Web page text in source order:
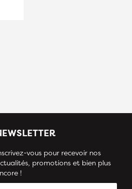
vous pour recevoir nos
promotions et bien plus
!